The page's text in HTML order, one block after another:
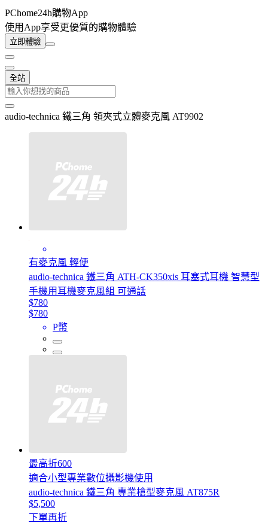
PChome24h購物App
使用App享受更優質的購物體驗
立即體驗
全站
audio-technica 鐵三角 領夾式立體麥克風 AT9902
有麥克風 輕便
audio-technica 鐵三角 ATH-CK350xis 耳塞式耳機 智慧型
手機用耳機麥克風組 可通話
$780
$780
P幣
最高折600
適合小型專業數位攝影機使用
audio-technica 鐵三角 專業槍型麥克風 AT875R
$5,500
下單再折